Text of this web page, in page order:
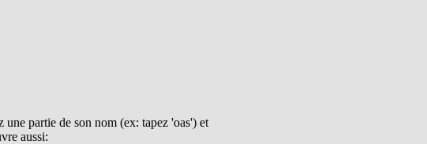
partie de son nom (ex: tapez 'oas') et
aussi: